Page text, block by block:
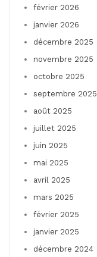
février 2026
janvier 2026
décembre 2025
novembre 2025
octobre 2025
septembre 2025
août 2025
juillet 2025
juin 2025
mai 2025
avril 2025
mars 2025
février 2025
janvier 2025
décembre 2024